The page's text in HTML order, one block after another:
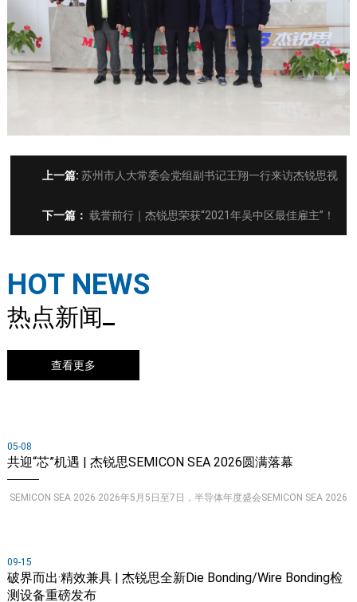
上一篇: 苏州市人大常委会党组副书记王翔一行来访杰锐思视
察调研
下一篇： 载誉前行｜杰锐思荣获“2021年吴中区最佳雇主”！
HOT NEWS
热点新闻
查看更多
05-08
共迎“芯”机遇 | 杰锐思SEMICON SEA 2026圆满落幕
SEMICON SEA 2026 2026年5月5日至7日，半导体年度盛会SEMICON SEA 2026
09-15
破界而出·精效兼具 | 杰锐思全新Die Bonding/Wire Bonding检
测设备重磅发布